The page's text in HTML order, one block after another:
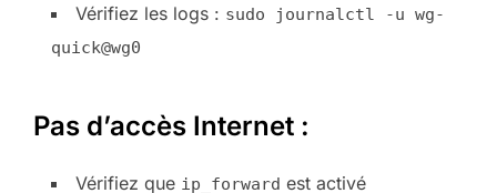
Vérifiez les logs : sudo journalctl -u wg-
quick@wg0
Pas d’accès Internet :
Vérifiez que ip_forward est activé